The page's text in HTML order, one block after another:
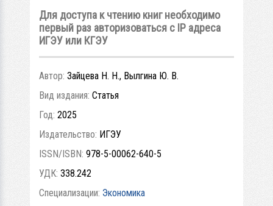
Для доступа к чтению книг необходимо
первый раз авторизоваться с IP адреса
ИГЭУ или КГЭУ
Автор: Зайцева Н. Н., Вылгина Ю. В.
Вид издания: Статья
Год: 2025
Издательство: ИГЭУ
ISSN/ISBN: 978-5-00062-640-5
УДК: 338.242
Специализации: Экономика